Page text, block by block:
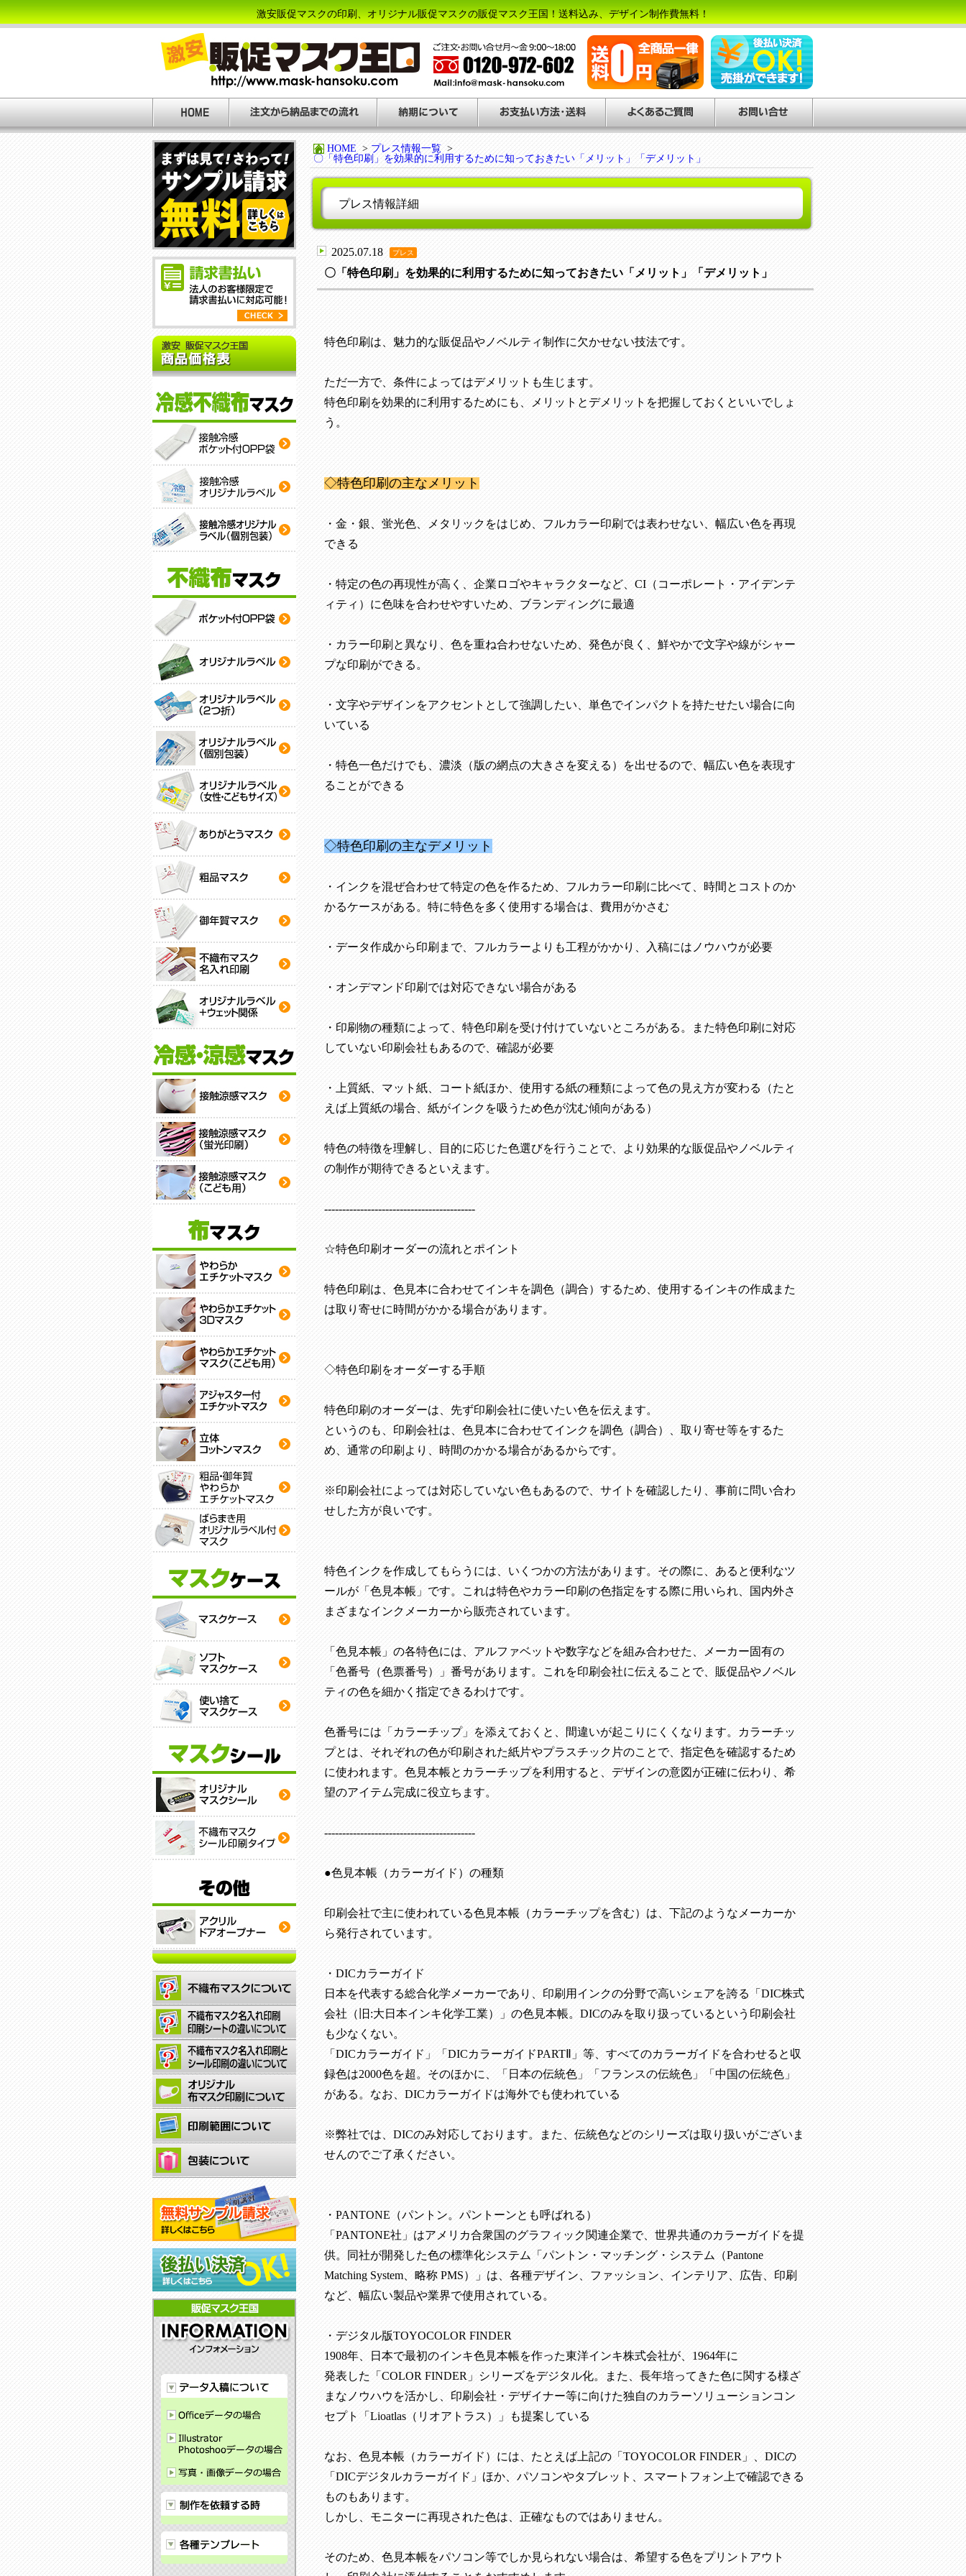
激安販促マスクの印刷、オリジナル販促マスクの販促マスク王国！送料込み、デザイン制作費無料！
HOME > プレス情報一覧 >
〇「特色印刷」を効果的に利用するために知っておきたい「メリット」「デメリット」
プレス情報詳細
2025.07.18 プレス
〇「特色印刷」を効果的に利用するために知っておきたい「メリット」「デメリット」
特色印刷は、魅力的な販促品やノベルティ制作に欠かせない技法です。
ただ一方で、条件によってはデメリットも生じます。
特色印刷を効果的に利用するためにも、メリットとデメリットを把握しておくといいでしょ
う。
◇特色印刷の主なメリット
・金・銀、蛍光色、メタリックをはじめ、フルカラー印刷では表わせない、幅広い色を再現
できる
・特定の色の再現性が高く、企業ロゴやキャラクターなど、 CI （コーポレート・アイデンテ
ィティ）に色味を合わせやすいため、ブランディングに最適
・カラー印刷と異なり、色を重ね合わせないため、発色が良く、鮮やかで文字や線がシャー
プな印刷ができる。
・文字やデザインをアクセントとして強調したい、単色でインパクトを持たせたい場合に向
いている
・特色一色だけでも、濃淡（版の網点の大きさを変える）を出せるので、幅広い色を表現す
ることができる
◇特色印刷の主なデメリット
・インクを混ぜ合わせて特定の色を作るため、フルカラー印刷に比べて、時間とコストのか
かるケースがある。特に特色を多く使用する場合は、費用がかさむ
・データ作成から印刷まで、フルカラーよりも工程がかかり、入稿にはノウハウが必要
・オンデマンド印刷では対応できない場合がある
・印刷物の種類によって、特色印刷を受け付けていないところがある。また特色印刷に対応
していない印刷会社もあるので、確認が必要
・上質紙、マット紙、コート紙ほか、使用する紙の種類によって色の見え方が変わる（たと
えば上質紙の場合、紙がインクを吸うため色が沈む傾向がある）
特色の特徴を理解し、目的に応じた色選びを行うことで、より効果的な販促品やノベルティ
の制作が期待できるといえます。
------------------------------------------
☆特色印刷オーダーの流れとポイント
特色印刷は、色見本に合わせてインキを調色（調合）するため、使用するインキの作成また
は取り寄せに時間がかかる場合があります。
◇特色印刷をオーダーする手順
特色印刷のオーダーは、先ず印刷会社に使いたい色を伝えます。
というのも、印刷会社は、色見本に合わせてインクを調色（調合）、取り寄せ等をするた
め、通常の印刷より、時間のかかる場合があるからです。
※印刷会社によっては対応していない色もあるので、サイトを確認したり、事前に問い合わ
せした方が良いです。
特色インクを作成してもらうには、いくつかの方法があります。その際に、あると便利なツ
ールが「色見本帳」です。これは特色やカラー印刷の色指定をする際に用いられ、国内外さ
まざまなインクメーカーから販売されています。
「色見本帳」の各特色には、アルファベットや数字などを組み合わせた、メーカー固有の
「色番号（色票番号）」番号があります。これを印刷会社に伝えることで、販促品やノベル
ティの色を細かく指定できるわけです。
色番号には「カラーチップ」を添えておくと、間違いが起こりにくくなります。カラーチッ
プとは、それぞれの色が印刷された紙片やプラスチック片のことで、指定色を確認するため
に使われます。色見本帳とカラーチップを利用すると、デザインの意図が正確に伝わり、希
望のアイテム完成に役立ちます。
------------------------------------------
●色見本帳（カラーガイド）の種類
印刷会社で主に使われている色見本帳（カラーチップを含む）は、下記のようなメーカーか
ら発行されています。
・ DICカラーガイド
日本を代表する総合化学メーカーであり、印刷用インクの分野で高いシェアを誇る「 DIC株式
会社（旧 :大日本インキ化学工業）」の色見本帳。 DICのみを取り扱っているという印刷会社
も少なくない。
「 DICカラーガイド」「 DICカラーガイドPART Ⅱ」等、すべてのカラーガイドを合わせると収
録色は2000色を超。そのほかに、「日本の伝統色」「フランスの伝統色」「中国の伝統色」
がある。なお、 DICカラーガイドは海外でも使われている
※弊社では、DICのみ対応しております。また、伝統色などのシリーズは取り扱いがございま
せんのでご了承ください。
・ PANTONE （パントン。パントーンとも呼ばれる）
「 PANTONE社」はアメリカ合衆国のグラフィック関連企業で、世界共通のカラーガイドを提
供。同社が開発した色の標準化システム「パントン・マッチング・システム（Pantone
Matching System、略称 PMS）」は、各種デザイン、ファッション、インテリア、広告、印刷
など、幅広い製品や業界で使用されている。
・デジタル版TOYOCOLOR FINDER
1908年、日本で最初のインキ色見本帳を作った東洋インキ株式会社が、 1964年に
発表した「 COLOR FINDER 」シリーズをデジタル化。また、長年培ってきた色に関する様ざ
まなノウハウを活かし、印刷会社・デザイナー等に向けた独自のカラーソリューションコン
セプト「 Lioatlas （リオアトラス）」も提案している
なお、色見本帳（カラーガイド）には、たとえば上記の「 TOYOCOLOR FINDER 」、 DICの
「 DICデジタルカラーガイド」ほか、パソコンやタブレット、スマートフォン上で確認できる
ものもあります。
しかし、モニターに再現された色は、正確なものではありません。
そのため、色見本帳をパソコン等でしか見られない場合は、希望する色をプリントアウト